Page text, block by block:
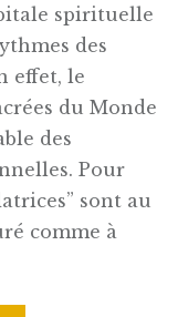
spirituelle
des
effet, le
du Monde
des
Pour
sont au
comme à